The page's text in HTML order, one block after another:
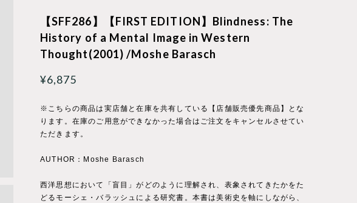
【SFF286】【FIRST EDITION】Blindness: The
History of a Mental Image in Western
Thought(2001) /Moshe Barasch
¥6,875
※こちらの商品は実店舗と在庫を共有している【店舗販売優先商品】とな
ります。在庫のご用意ができなかった場合はご注文をキャンセルさせてい
ただきます。
AUTHOR：Moshe Barasch
西洋思想において「盲目」がどのように理解され、表象されてきたかをた
どるモーシェ・バラッシュによる研究書。本書は美術史を軸にしながら、